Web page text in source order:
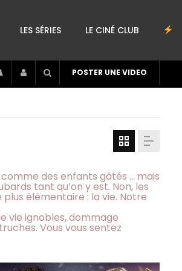
LES SÉRIES LE CINÉ CLUB
POSTER UNE VIDEO
des enfants gâtés … mais
tant qu’on y est. Non, les
élémentaire : la vie. Notre
vie ignobles, dommage
Vous vous sentez